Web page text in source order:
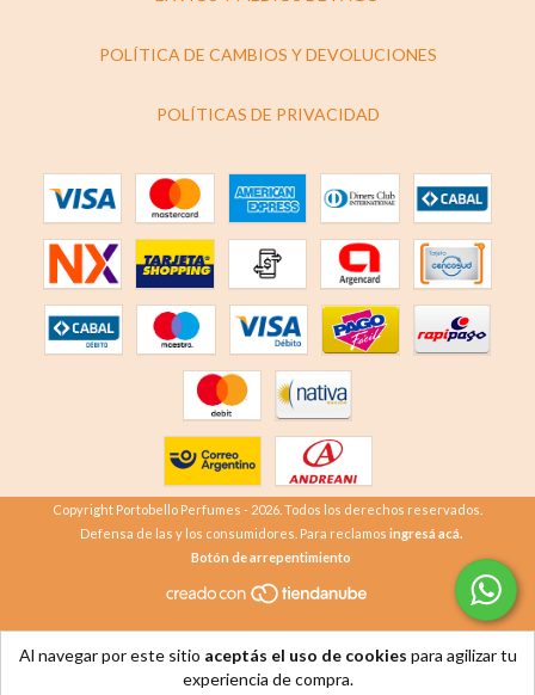
Al navegar por este sitio aceptás el uso de cookies para agilizar tu
experiencia de compra.
POLÍTICA DE CAMBIOS Y DEVOLUCIONES
POLÍTICAS DE PRIVACIDAD
Copyright Portobello Perfumes - 2026. Todos los derechos reservados.
Defensa de las y los consumidores. Para reclamos ingresá acá.
Botón de arrepentimiento